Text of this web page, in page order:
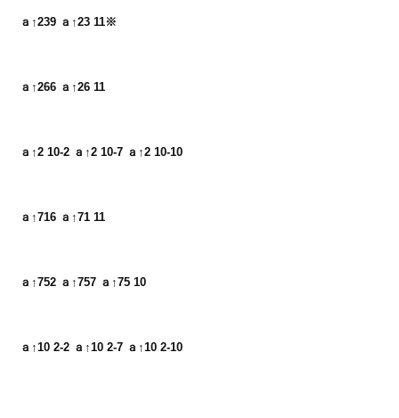
ａ↑239 ａ↑23 11※
ａ↑266 ａ↑26 11
ａ↑2 10-2 ａ↑2 10-7 ａ↑2 10-10
ａ↑716 ａ↑71 11
ａ↑752 ａ↑757 ａ↑75 10
ａ↑10 2-2 ａ↑10 2-7 ａ↑10 2-10